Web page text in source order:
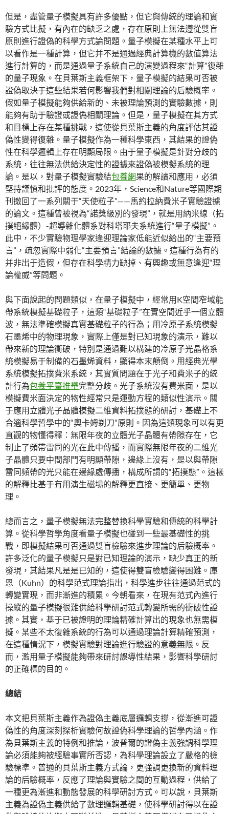
但是，盡管量子模擬具有許多優點，但它與傳統的理論和實
驗方式比擬，有內在的缺乏之處，存在原則上無法遵從雙盲
原則進行證偽的科學方式論問題。量子模擬在某種水平上可
以看作是一種計算，但它并不是通過經典計算機的數值算法
進行計算的，而是通過量子系統自己的演變過程來“計算”復雜
的量子現象。在貝葉斯主義框架下，量子模擬的結果可否被
證偽取決于這些結果若何影響我們對相關理論的后驗概率。
假如量子模擬能夠供給新的、未被理論預測的實驗數據，則
能夠有助于驗證或證偽相關理論。但是，量子模擬在其方式
和目標上存在某種挑戰，這使從貝葉斯主義的角度評估其證
偽性變得復雜。量子模擬作為一種科學東西，其結果的證偽
性在科學邏輯上存在明顯局限。由于量子模擬是針對分歧的
系統，往往無法供給決定性的證據來證偽被模擬系統的理
論。是以，對量子模擬實驗結包養網果的解讀和應用，必須
堅持謹慎和批評的態度。2023年，Science和Nature等國際期
刊撤回了一系列關于“天使粒子”——馬約拉納費米子實驗證據
的論文。這種曾被視為“諾獎級別的發現”，就是用納米線（拓
撲絕緣體）-超導雜化體系對科塔耶夫系統進行“量子模擬”。
此中，不少實驗物理學家逢迎理論家低能近似給出的“主要預
言”，疏忽實際中弱化“主要預言”結論的數據。這種行為有的
并非出于造假，但存在科學精力缺掉、有興趣或無意逢迎“理
論權威”等問題。
與下面說起的問題類似，在量子模擬中，經常用K空間窄域能
帶系統模擬基礎粒子，這類“基礎粒子”在實空間近乎一個立體
波，無法準確模擬真實基礎粒子的行為；用冷原子系統模擬
石墨烯中的物理現象，實際上僅是對已知現象的演示，難以
帶來新的理論衝破，特別是通過難以構建的冷原子光晶格系
統模擬易于制備的石墨烯資料，顯得本末顛倒。用經典光學
系統模擬拓撲費米系統，其實質問題在于光子和費米子的統
計行為包養平臺推舉完整分歧。光子系統沒有費米面，是以
模擬費米面決定的物性經常只是運動方程的類似性演示。關
于應用立體光子晶體模擬二維資料拓撲態的研討，基礎上不
合適科學哲學中的“奧卡姆剃刀”原則。因為這類現象可以有更
直觀的物懂得釋：無限年夜的立體光子晶體有帶隙存在，它
制止了頻帶雷同的光在此中傳播，而實際無限年夜的二維光
子晶體只要中間部門有明顯帶隙，邊緣上沒有，是以與帶隙
雷同頻帶的光只能在邊緣處傳播，構成所謂的“拓撲態”。這樣
的解釋比基于有用演生磁場的解釋更直接、更簡單、更物
理。
總而言之，量子模擬無法完整替換科學實驗和傳統的科學計
算。從科學哲學角度看量子模擬也碰到一些最基礎性的挑
戰，即模擬結果可否通過雙盲檢驗來進步理論的后驗概率。
許多泛化的量子模擬只是對已知理論的演示，缺少真正的新
發現，其結果凡是是已知的，這使得雙盲檢驗變得困難。庫
恩（Kuhn）的科學范式理論指出，科學進步往往通過范式的
轉變實現，而非漸進的積累。今朝看來，在現有范式內進行
操縱的量子模擬很難供給科學研討范式轉變所需的衝破性證
據。其實，基于已被證明的理論精確計算出的現象也無需模
擬。某些不太復雜系統的行為可以通過理論計算精確預測，
在這種情況下，模擬實驗對理論進行驗證的意義無限。反
而，濫用量子模擬能夠帶來研討誤導性結果，影響科學研討
的正確標的目的。
總結
本文把貝葉斯主義作為證偽主義底層邏輯支撐，從漸進可證
偽性的角度深刻探析實驗何故證偽科學理論的哲學內涵。作
為貝葉斯主義的特例和推論，波普爾的證偽主義強調科學理
論必須能夠被經驗事實所否認，為科學理論設立了嚴格的檢
驗標準。普通的貝葉斯主義方式論，更強調更換新的資料理
論的后驗概率，反應了理論與實驗之間的互動過程，供給了
一種更為漸進和動態發展的科學研討方式。可以說，貝葉斯
主義為證偽主義供給了數理邏輯基礎，使科學研討得以在證